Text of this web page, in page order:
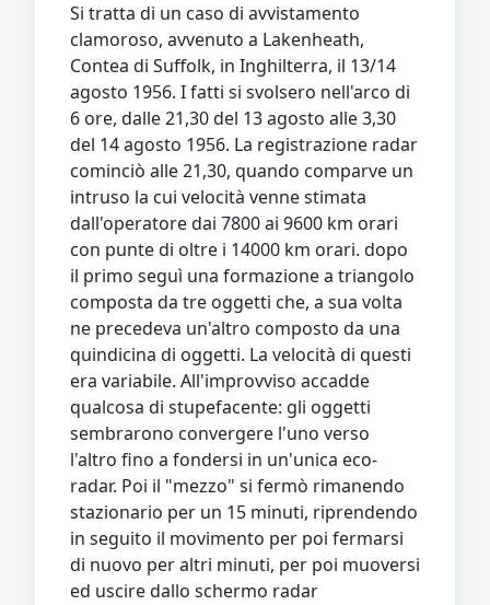
Si tratta di un caso di avvistamento
clamoroso, avvenuto a Lakenheath,
Contea di Suffolk, in Inghilterra, il 13/14
agosto 1956. I fatti si svolsero nell'arco di
6 ore, dalle 21,30 del 13 agosto alle 3,30
del 14 agosto 1956. La registrazione radar
cominciò alle 21,30, quando comparve un
intruso la cui velocità venne stimata
dall'operatore dai 7800 ai 9600 km orari
con punte di oltre i 14000 km orari. dopo
il primo seguì una formazione a triangolo
composta da tre oggetti che, a sua volta
ne precedeva un'altro composto da una
quindicina di oggetti. La velocità di questi
era variabile. All'improvviso accadde
qualcosa di stupefacente: gli oggetti
sembrarono convergere l'uno verso
l'altro fino a fondersi in un'unica eco-
radar. Poi il "mezzo" si fermò rimanendo
stazionario per un 15 minuti, riprendendo
in seguito il movimento per poi fermarsi
di nuovo per altri minuti, per poi muoversi
ed uscire dallo schermo radar